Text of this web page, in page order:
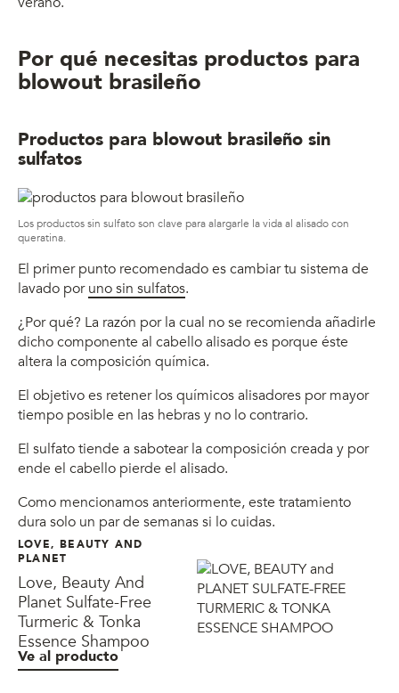
Por qué necesitas productos para
blowout brasileño
Productos para blowout brasileño sin
sulfatos
Los productos sin sulfato son clave para alargarle la vida al alisado con
queratina.
El primer punto recomendado es cambiar tu sistema de
lavado poruno sin sulfatos.
¿Por qué? La razón por la cual no se recomienda añadirle
dicho componente al cabello alisado es porque éste
altera la composición química.
El objetivo es retener los químicos alisadores por mayor
tiempo posible en las hebras y no lo contrario.
El sulfato tiende a sabotear la composición creada y por
ende el cabello pierde el alisado.
Como mencionamos anteriormente, este tratamiento
dura solo un par de semanas si lo cuidas.
LOVE, BEAUTY AND
PLANET
Love, Beauty And
Planet Sulfate-Free
Turmeric & Tonka
Essence Shampoo
Ve al producto